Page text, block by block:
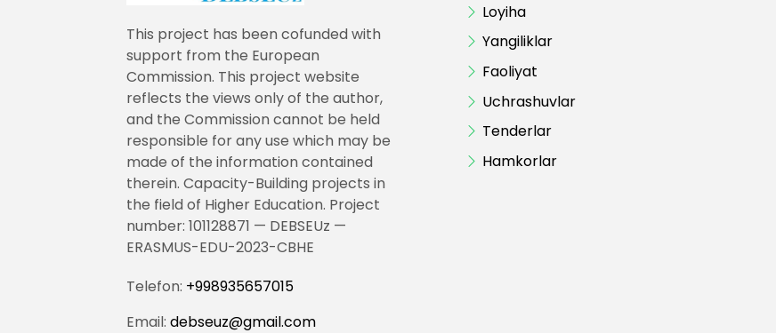
This project has been cofunded with
support from the European
Commission. This project website
reflects the views only of the author,
and the Commission cannot be held
responsible for any use which may be
made of the information contained
therein. Capacity-Building projects in
the field of Higher Education. Project
number: 101128871 — DEBSEUz —
ERASMUS-EDU-2023-CBHE
Telefon: +998935657015
Email: debseuz@gmail.com
Loyiha
Yangiliklar
Faoliyat
Uchrashuvlar
Tenderlar
Hamkorlar